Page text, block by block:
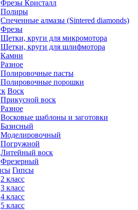
Фрезы Кристалл
Полиры
Спеченные алмазы (Sintered diamonds)
Фрезы
Щетки, круги для микромотора
Щетки, круги для шлифмотора
Камни
Разное
Полировочные пасты
Полировочные порошки
Воск
Прикусной воск
Разное
Восковые шаблоны и заготовки
Базисный
Моделировочный
Погружной
Литейный воск
Фрезерный
Гипсы
2 класс
3 класс
4 класс
5 класс